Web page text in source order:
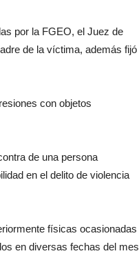
por la FGEO, el Juez de
de la víctima, además fijó
con objetos
de una persona
en el delito de violencia
físicas ocasionadas
en diversas fechas del mes